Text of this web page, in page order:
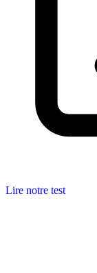
Lire notre test